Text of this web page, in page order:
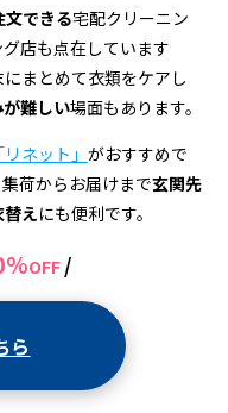
文できる宅配クリーニン
店も点在しています
まとめて衣類をケアし
難しい場面もあります。
ネット」 がおすすめで
荷からお届けまで玄関先
替えにも便利です。
OFF /
ら